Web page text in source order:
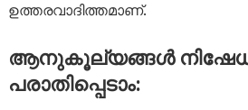
ഉത്തരവാദിത്തമാണ്.
ആനുകൂല്യങ്ങൾ
പരാതിപ്പെടാം: